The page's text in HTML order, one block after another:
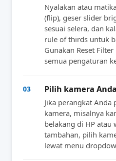
Nyalakan atau
(flip), geser slider
sesuai selera, dan
rule of thirds untuk
Gunakan Reset
semua pengaturan
03 Pilih kamera Anda
Jika perangkat
kamera, misalnya
belakang di HP atau
tambahan, pilih
lewat menu